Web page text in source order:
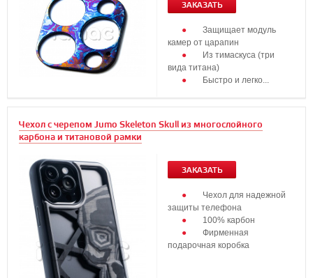
ЗАКАЗАТЬ
Защищает модуль
камер от царапин
Из тимаскуса (три
вида титана)
Быстро и легко...
Чехол с черепом Jumo Skeleton Skull из многослойного
карбона и титановой рамки
ЗАКАЗАТЬ
Чехол для надежной
защиты телефона
100% карбон
Фирменная
подарочная коробка